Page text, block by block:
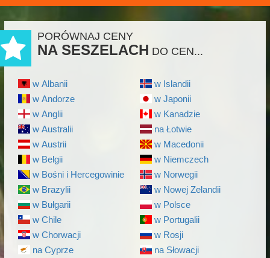
PORÓWNAJ CENY
NA SESZELACH DO CEN...
w Albanii
w Andorze
w Anglii
w Australii
w Austrii
w Belgii
w Bośni i Hercegowinie
w Brazylii
w Bułgarii
w Chile
w Chorwacji
na Cyprze
w Islandii
w Japonii
w Kanadzie
na Łotwie
w Macedonii
w Niemczech
w Norwegii
w Nowej Zelandii
w Polsce
w Portugalii
w Rosji
na Słowacji